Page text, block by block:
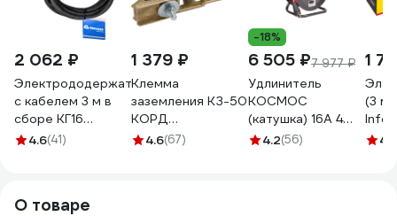
2 062 ₽
Электрододержатель
с кабелем 3 м в
сборе КГ16
АТЛАНТ
4.6(41)
1 379 ₽
Клемма
заземления КЗ-50
КОРД
DK.4230.03324
4.6(67)
-18%
6 505 ₽7 977 ₽
Удлинитель
КОСМОС
(катушка) 16А 4
гнезда ПВС 3х2,5
4.2(56)
1
(3
4.8
О товаре